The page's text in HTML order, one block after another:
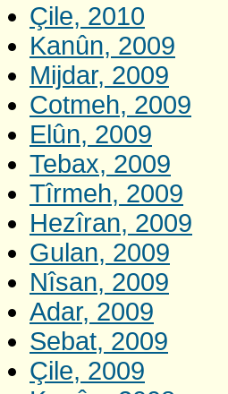
Çile, 2010
Kanûn, 2009
Mijdar, 2009
Cotmeh, 2009
Elûn, 2009
Tebax, 2009
Tîrmeh, 2009
Hezîran, 2009
Gulan, 2009
Nîsan, 2009
Adar, 2009
Sebat, 2009
Çile, 2009